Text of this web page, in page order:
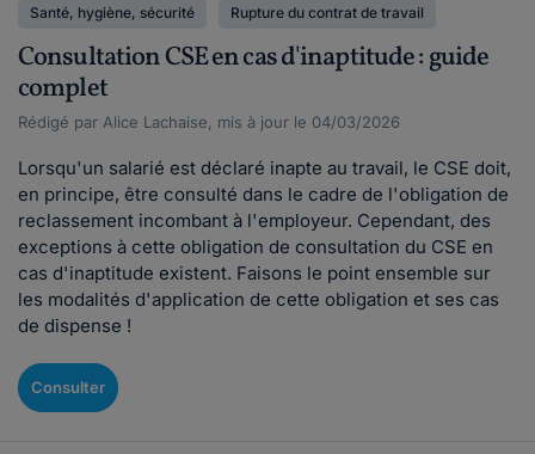
Santé, hygiène, sécurité Rupture du contrat de travail
Consultation CSE en cas d'inaptitude : guide
complet
Rédigé par Alice Lachaise, mis à jour le 04/03/2026
Lorsqu'un salarié est déclaré inapte au travail, le CSE doit,
en principe, être consulté dans le cadre de l'obligation de
reclassement incombant à l'employeur. Cependant, des
exceptions à cette obligation de consultation du CSE en
cas d'inaptitude existent. Faisons le point ensemble sur
les modalités d'application de cette obligation et ses cas
de dispense !
Consulter